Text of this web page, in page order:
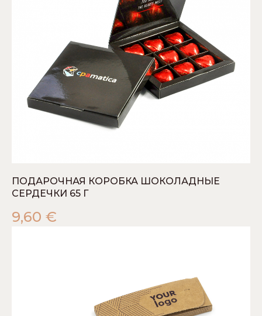
ПОДАРОЧНАЯ КОРОБКА ШОКОЛАДНЫЕ
СЕРДЕЧКИ 65 Г
9,60 €